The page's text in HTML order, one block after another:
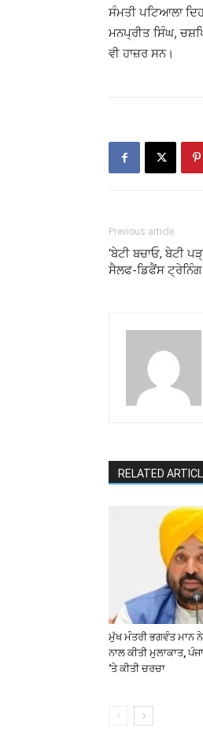
ਸੰਮਤੀ ਪਟਿਆਲਾ
ਮਨਪ੍ਰੀਤ ਸਿੰਘ,
ਵੀ ਹਾਜ਼ਰ ਸਨ।
Previous article
‘ਬੇਟੀ ਬਚਾਓ, ਬੇਟੀ
ਸੈਲਫ-ਡਿਫੈਂਸ
RELATED
ਮੁੱਖ ਮੰਤਰੀ ਭਗਵੰਤ ਮਾਨ
ਨਾਲ ਕੀਤੀ ਮੁਲਾਕਾਤ,
‘ਤੇ ਕੀਤੀ ਚਰਚਾ